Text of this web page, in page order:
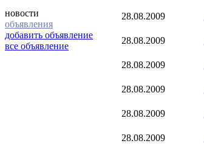
новости
объявления
добавить объявление
все объявление
28.08.2009
28.08.2009
28.08.2009
28.08.2009
28.08.2009
28.08.2009